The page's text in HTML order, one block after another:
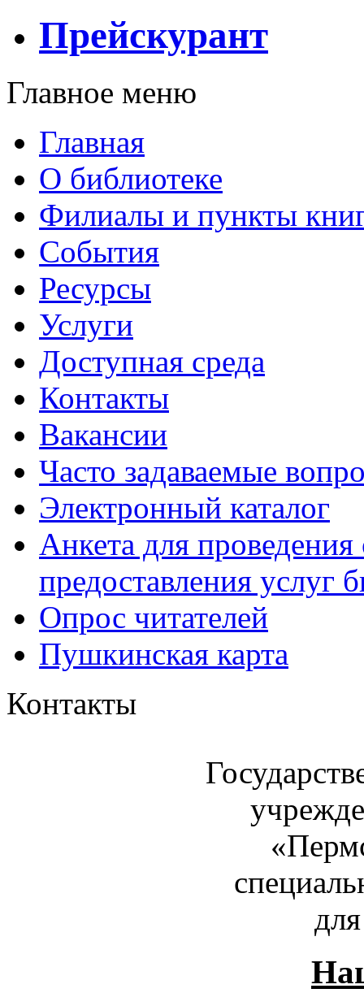
Прейскурант
Главное меню
Главная
О библиотеке
Филиалы и пункты
События
Ресурсы
Услуги
Доступная среда
Контакты
Вакансии
Часто задаваемые
Электронный каталог
Анкета для проведения
предоставления услуг
Опрос читателей
Пушкинская карта
Контакты